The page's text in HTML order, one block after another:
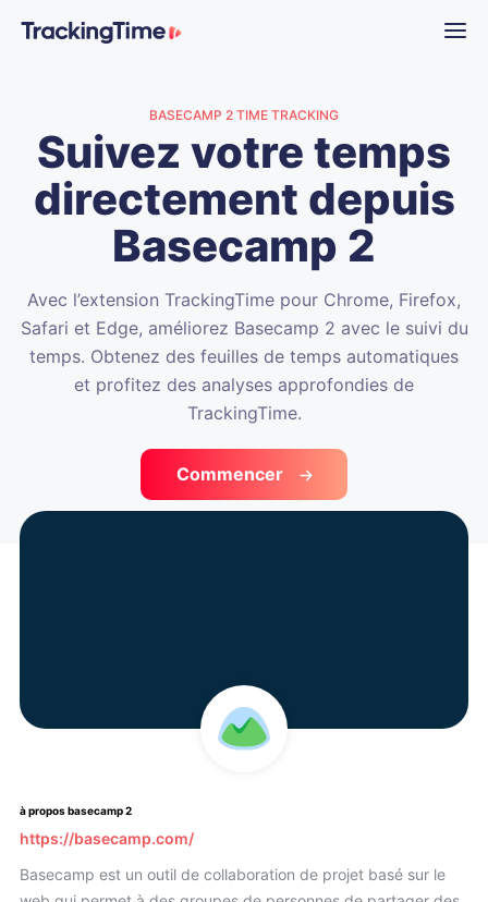
BASECAMP 2 TIME TRACKING
Suivez votre temps
directement depuis
Basecamp 2
Avec l’extension TrackingTime pour Chrome, Firefox,
Safari et Edge, améliorez Basecamp 2 avec le suivi du
temps. Obtenez des feuilles de temps automatiques
et profitez des analyses approfondies de
TrackingTime.
Commencer
à propos basecamp 2
https://basecamp.com/
Basecamp est un outil de collaboration de projet basé sur le